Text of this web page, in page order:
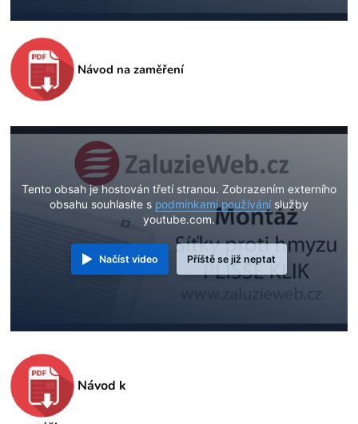
Návod na zaměření
Tento obsah je hostován třetí stranou. Zobrazením externího
obsahu souhlasíte s podmínkami používáníslužby
youtube.com.
Načíst video Příště se již neptat
Návod k